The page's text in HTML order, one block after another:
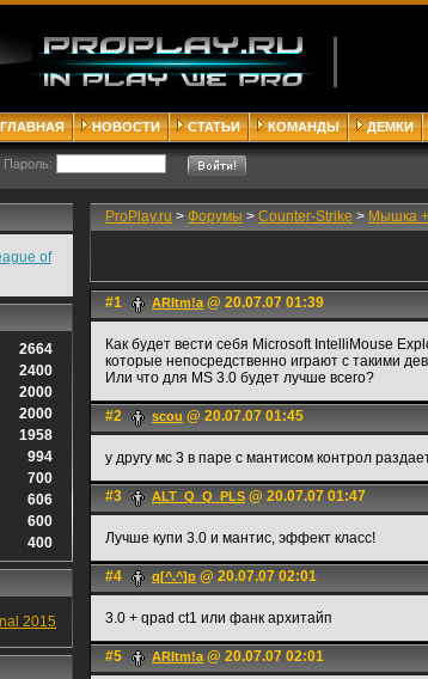
ГЛАВНАЯ НОВОСТИ СТАТЬИ КОМАНДЫ ДЕМКИ
of
2664
2400
2000
2000
1958
994
700
606
600
400
2015
ProPlay.ru > Форумы > Counter-Strike > Мышка
#1 ARItm!a@ 20.07.07 01:39
Как будет вести себя Microsoft IntelliMouse
которые непосредственно играют с такими
Или что для MS 3.0 будет лучше всего?
#2 scou @ 20.07.07 01:45
у другу мс 3 в паре с мантисом контрол
#3 ALT_Q_Q_PLS @ 20.07.07 01:47
Лучше купи 3.0 и мантис, эффект класс!
#4 q[^.^]p @ 20.07.07 02:01
3.0 + qpad ct1 или фанк архитайп
#5 ARItm!a@ 20.07.07 02:01